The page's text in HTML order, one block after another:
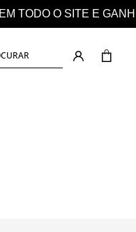
EM TODAS